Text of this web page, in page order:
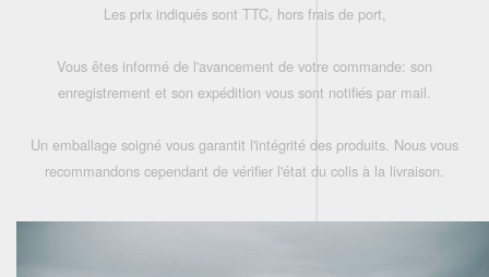
Les prix indiqués sont TTC, hors frais de port,
Vous êtes informé de l'avancement de votre commande: son
enregistrement et son expédition vous sont notifiés par mail.
Un emballage soigné vous garantit l'intégrité des produits. Nous vous
recommandons cependant de vérifier l'état du colis à la livraison.